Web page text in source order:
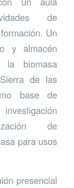
de
Un
y almacén
la biomasa
de las
base de
de
para usos
presencial